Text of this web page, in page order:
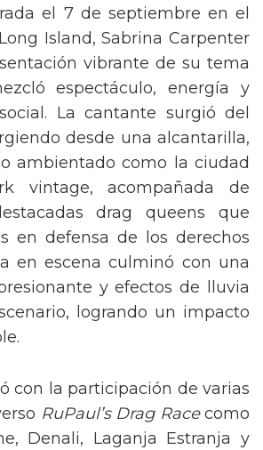
el 7 de septiembre en el
Island, Sabrina Carpenter
vibrante de su tema
espectáculo, energía y
La cantante surgió del
desde una alcantarilla,
ambientado como la ciudad
vintage, acompañada de
drag queens que
en defensa de los derechos
en escena culminó con una
y efectos de lluvia
logrando un impacto
con la participación de varias
RuPaul’s Drag Racecomo
Denali, Laganja Estranja y